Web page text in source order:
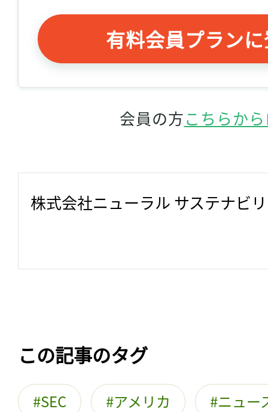
有料会員プラン
会員の方こちらか
株式会社ニューラル サステナビ
この記事のタグ
SEC アメリカ ニュー